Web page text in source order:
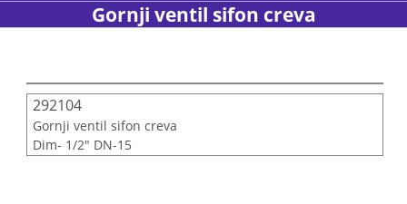
Gornji ventil sifon creva
292104
Gornji ventil sifon creva
Dim- 1/2" DN-15